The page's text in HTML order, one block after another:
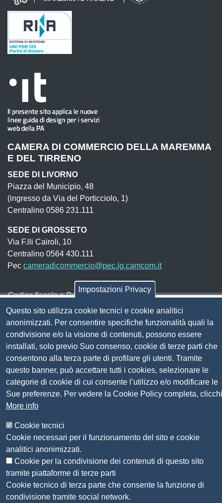
CAMERA DI COMMERCIO DELLA MAREMMA
E DEL TIRRENO
SEDE DI LIVORNO
Piazza del Municipio, 48
(ingresso da Via del Porticciolo, 1)
Centralino 0586 231.111
SEDE DI GROSSETO
Via F.lli Cairoli, 10
Centralino 0564 430.111
Pec cameradicommercio@pec.lg.camcom.it
Codice fiscale e Partita Iva:
01838690491
Codice univoco fatturazione elettronica:UFN1JE
Seguici su
Sito web
Amministrazione trasparente
Mappa del sito
Social Media Policy
Dichiarazione di accessibilità
Feedback accessibilità
Siti tematici: Maremma e Tirreno Itinerari
© 2026 CAMERA DI COMMERCIO DELLA
Impostazioni Privacy
Questo sito utilizza cookie tecnici e cookie analitici
anonimizzati. Per consentire specifiche funzionalità quali la
condivisione e/o la visione di contenuti, possono essere
installati, solo previo Suo consenso, cookie di terze parti che
consentono alla terza parte di profilare gli utenti. Tramite
questo banner, può accettare tutti i cookies, selezionare le
categorie di cookie di cui consente l’utilizzo e/o modificare le
Sue preferenze. Per vedere la Cookie Policy completa, clicchi
More info
Cookie tecnici
Cookie necessari per il funzionamento del sito e cookie
analitici anonimizzati.
Cookie per la condivisione dei contenuti di questo sito
tramite piattaforme di terze parti
Cookie tecnico di terza parte che consente la funzione di
condivisione tramite social network.